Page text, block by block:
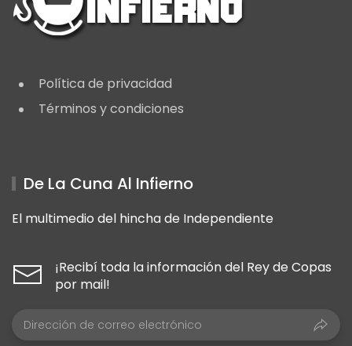
Política de privacidad
Términos y condiciones
De La Cuna Al Infierno
El multimedio del hincha de Independiente
¡Recibí toda la información del Rey de Copas
por mail!